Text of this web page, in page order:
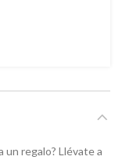
un regalo? Llévate a